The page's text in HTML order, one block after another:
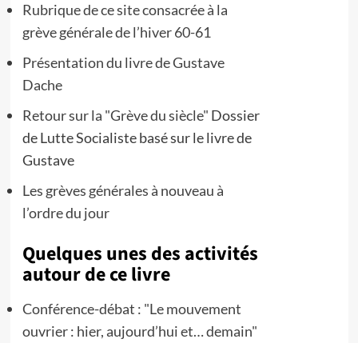
Rubrique de ce site consacrée à la
grève générale de l’hiver 60-61
Présentation du livre de Gustave
Dache
Retour sur la "Grève du siècle" Dossier
de Lutte Socialiste basé sur le livre de
Gustave
Les grèves générales à nouveau à
l’ordre du jour
Quelques unes des activités
autour de ce livre
Conférence-débat : "Le mouvement
ouvrier : hier, aujourd’hui et… demain"